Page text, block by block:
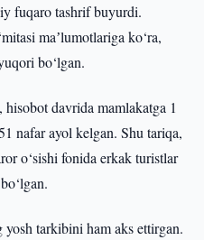
fuqaro tashrif buyurdi.
maʼlumotlariga ko‘ra,
bo‘lgan.
davrida mamlakatga 1
nafar ayol kelgan. Shu tariqa,
o‘sishi fonida erkak turistlar
tarkibini ham aks ettirgan.